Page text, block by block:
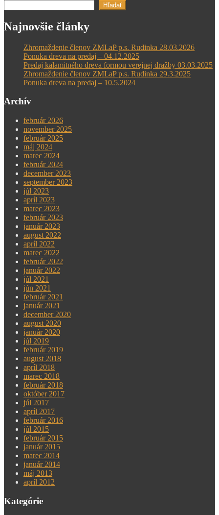
Hľadať
Najnovšie články
Zhromaždenie členov ZMLaP p.s. Rudinka 28.03.2026
Ponuka dreva na predaj – 04.12.2025
Predaj kalamitného dreva formou verejnej dražby 03.03.2025
Zhromaždenie členov ZMLaP p.s. Rudinka 29.3.2025
Ponuka dreva na predaj – 10.5.2024
Archív
február 2026
november 2025
február 2025
máj 2024
marec 2024
február 2024
december 2023
september 2023
júl 2023
apríl 2023
marec 2023
február 2023
január 2023
august 2022
apríl 2022
marec 2022
február 2022
január 2022
júl 2021
jún 2021
február 2021
január 2021
december 2020
august 2020
január 2020
júl 2019
február 2019
august 2018
apríl 2018
marec 2018
február 2018
október 2017
júl 2017
apríl 2017
február 2016
júl 2015
február 2015
január 2015
marec 2014
január 2014
máj 2013
apríl 2012
Kategórie